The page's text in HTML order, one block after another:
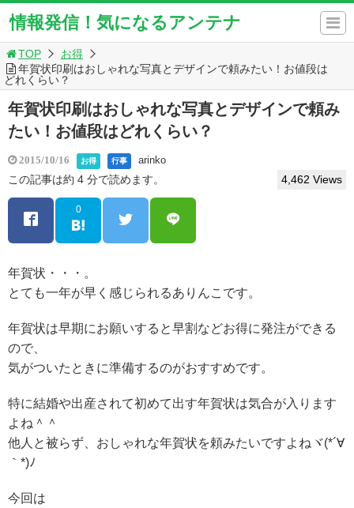
情報発信！気になるアンテナ
TOP
お得
年賀状印刷はおしゃれな写真とデザインで頼みたい！お値段は
どれくらい？
年賀状印刷はおしゃれな写真とデザインで頼み
たい！お値段はどれくらい？
2015/10/16 お得 行事 arinko
この記事は約 4 分で読めます。 4,462 Views
0
年賀状・・・。
とても一年が早く感じられるありんこです。
年賀状は早期にお願いすると早割などお得に発注ができる
ので、
気がついたときに準備するのがおすすめです。
特に結婚や出産されて初めて出す年賀状は気合が入ります
よね＾＾
他人と被らず、おしゃれな年賀状を頼みたいですよねヾ(*´∀
｀*)ﾉ
今回は